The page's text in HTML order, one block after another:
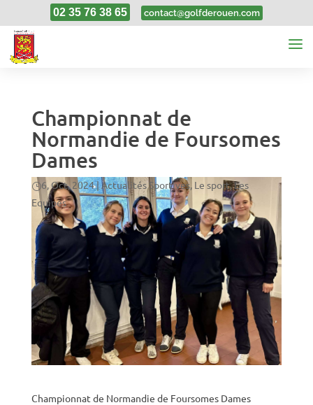
02 35 76 38 65 contact@golfderouen.com
Championnat de
Normandie de Foursomes
Dames
6, Oct, 2024|Actualités Sportives, Le sport,Les
Equipes
Championnat de Normandie de Foursomes Dames